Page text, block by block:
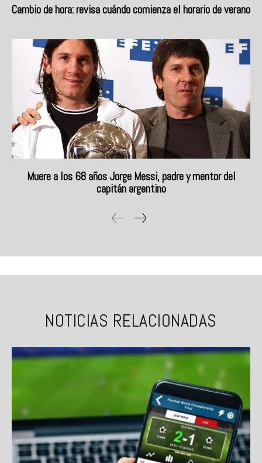
Cambio de hora: revisa cuándo comienza el horario de verano
Muere a los 68 años Jorge Messi, padre y mentor del
capitán argentino
NOTICIAS RELACIONADAS